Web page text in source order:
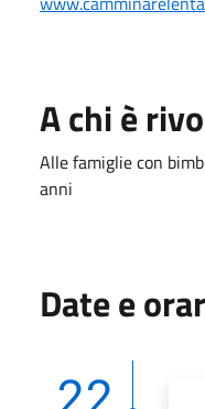
A chi è
Alle famiglie con
anni
Date e
22